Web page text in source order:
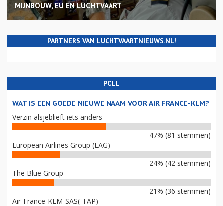
MIJNBOUW, EU EN LUCHTVAART
PARTNERS VAN LUCHTVAARTNIEUWS.NL!
POLL
WAT IS EEN GOEDE NIEUWE NAAM VOOR AIR FRANCE-KLM?
Verzin alsjeblieft iets anders
47% (81 stemmen)
European Airlines Group (EAG)
24% (42 stemmen)
The Blue Group
21% (36 stemmen)
Air-France-KLM-SAS(-TAP)